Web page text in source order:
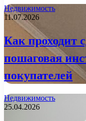
Недвижимость
11.07.2026
Как проходит
пошаговая
покупателей
Недвижимость
25.04.2026